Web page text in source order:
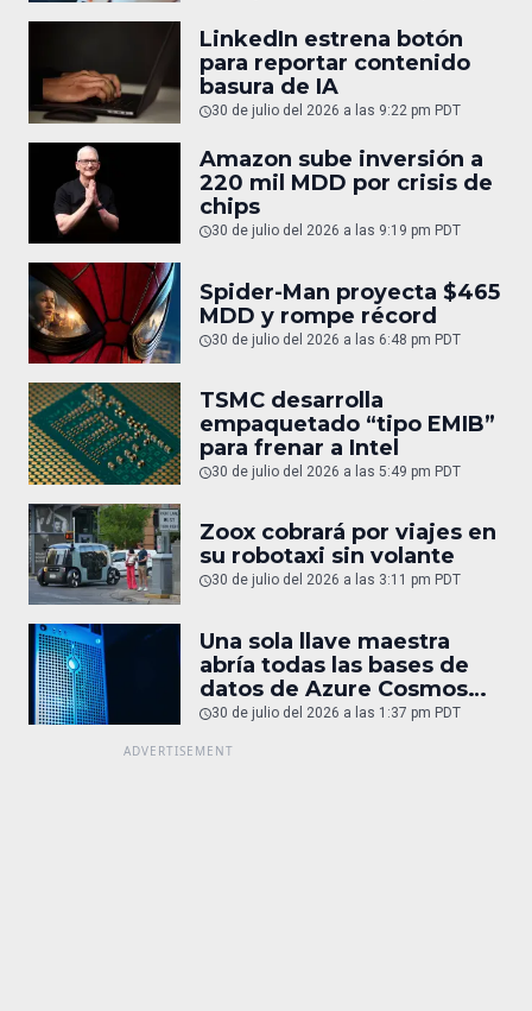
LinkedIn estrena botón
para reportar contenido
basura de IA
30 de julio del 2026 a las 9:22 pm PDT
Amazon sube inversión a
220 mil MDD por crisis de
chips
30 de julio del 2026 a las 9:19 pm PDT
Spider-Man proyecta $465
MDD y rompe récord
30 de julio del 2026 a las 6:48 pm PDT
TSMC desarrolla
empaquetado “tipo EMIB”
para frenar a Intel
30 de julio del 2026 a las 5:49 pm PDT
Zoox cobrará por viajes en
su robotaxi sin volante
30 de julio del 2026 a las 3:11 pm PDT
Una sola llave maestra
abría todas las bases de
datos de Azure Cosmos
DB
30 de julio del 2026 a las 1:37 pm PDT